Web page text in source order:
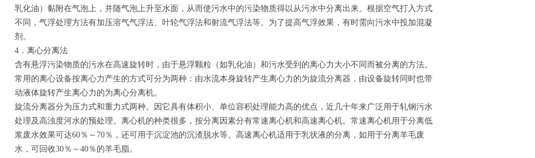
乳化油）黏附在气泡上，并随气泡上升至水面，从而使污水中的污染物质得以从污水中分离出来。根据空气打入方式
不同，气浮处理方法有加压溶气气浮法、叶轮气浮法和射流气浮法等。为了提高气浮效果，有时需向污水中投加混凝
剂。
4．离心分离法
含有悬浮污染物质的污水在高速旋转时，由于悬浮颗粒（如乳化油）和污水受到的离心力大小不同而被分离的方法。
常用的离心设备按离心力产生的方式可分为两种：由水流本身旋转产生离心力的为旋流分离器，由设备旋转同时也带
动液体旋转产生离心力的为离心分离机。
旋流分离器分为压力式和重力式两种。因它具有体积小、单位容积处理能力高的优点，近几十年来广泛用于轧钢污水
处理及高浊度河水的预处理。离心机的种类很多，按分离因素分有常速离心机和高速离心机。常速离心机用于分离低
浆废水效果可达60％～70％，还可用于沉淀池的沉渣脱水等。高速离心机适用于乳状液的分离，如用于分离羊毛废
水，可回收30％～40％的羊毛脂。